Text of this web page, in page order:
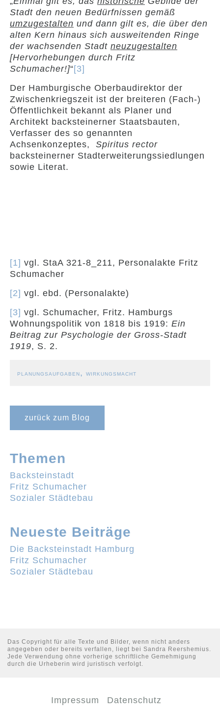
Stadt den neuen Bedürfnissen gemäß
umzugestalten und dann gilt es, die über den
alten Kern hinaus sich ausweitenden Ringe
der wachsenden Stadt neuzugestalten
[Hervorhebungen durch Fritz
Schumacher!]“ [3]
Der Hamburgische Oberbaudirektor der
Zwischenkriegszeit ist der breiteren (Fach-)
Öffentlichkeit bekannt als Planer und
Architekt backsteinerner Staatsbauten,
Verfasser des so genannten
Achsenkonzeptes, Spiritus rector
backsteinerner Stadterweiterungssiedlungen
sowie Literat.
[1] vgl. StaA 321-8_211, Personalakte Fritz
Schumacher
[2] vgl. ebd. (Personalakte)
[3] vgl. Schumacher, Fritz. Hamburgs
Wohnungspolitik von 1818 bis 1919: Ein
Beitrag zur Psychologie der Gross-Stadt
1919, S. 2.
PLANUNGSAUFGABEN, WIRKUNGSMACHT
zurück zum Blog
Themen
Backsteinstadt
Fritz Schumacher
Sozialer Städtebau
Neueste Beiträge
Die Backsteinstadt Hamburg
Fritz Schumacher
Sozialer Städtebau
Das Copyright für alle Texte und Bilder, wenn nicht anders
angegeben oder bereits verfallen, liegt bei Sandra Reershemius.
Jede Verwendung ohne vorherige schriftliche Gemehmigung
durch die Urheberin wird juristisch verfolgt.
Impressum Datenschutz